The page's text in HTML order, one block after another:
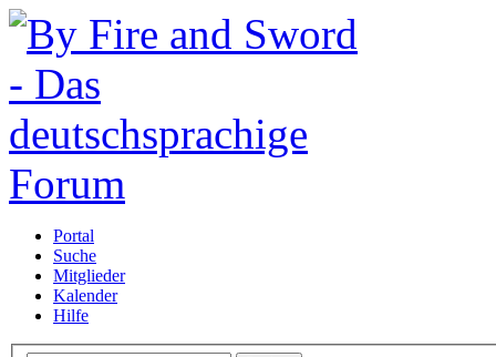
Portal
Suche
Mitglieder
Kalender
Hilfe